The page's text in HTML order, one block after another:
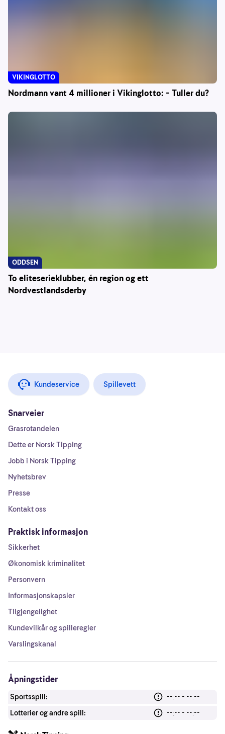
Nordmann vant 4 millioner i Vikinglotto: – Tuller du?
VIKINGLOTTO
To eliteserieklubber, én region og ett
Nordvestlandsderby
ODDSEN
Kundeservice Spillevett
Snarveier
Grasrotandelen
Dette er Norsk Tipping
Jobb i Norsk Tipping
Nyhetsbrev
Presse
Kontakt oss
Praktisk informasjon
Sikkerhet
Økonomisk kriminalitet
Personvern
Informasjonskapsler
Tilgjengelighet
Kundevilkår og spilleregler
Varslingskanal
Åpningstider
Sportsspill:
--:-- - --:--
Lotterier og andre spill:
--:-- - --:--